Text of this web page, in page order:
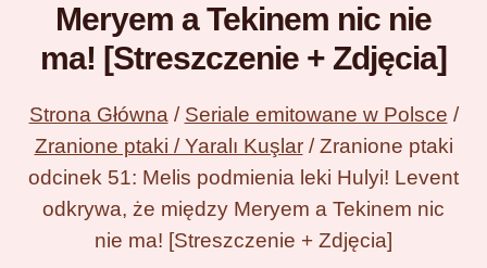
Meryem a Tekinem nic nie
ma! [Streszczenie + Zdjęcia]
Strona Główna / Seriale emitowane w Polsce /
Zranione ptaki / Yaralı Kuşlar / Zranione ptaki
odcinek 51: Melis podmienia leki Hulyi! Levent
odkrywa, że między Meryem a Tekinem nic
nie ma! [Streszczenie + Zdjęcia]